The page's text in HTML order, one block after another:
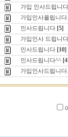
가입 인사드립니
가입인사올립니
인사드립니다 [5]
가입인사 드립니
인사드립니다 [10]
인사드립니다^^
가입인사드립니다